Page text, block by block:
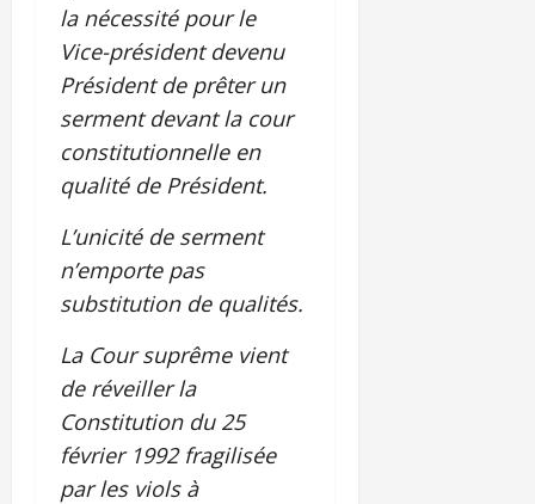
la nécessité pour le
Vice-président devenu
Président de prêter un
serment devant la cour
constitutionnelle en
qualité de Président.
L’unicité de serment
n’emporte pas
substitution de qualités.
La Cour suprême vient
de réveiller la
Constitution du 25
février 1992 fragilisée
par les viols à